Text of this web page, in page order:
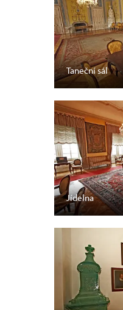
Taneční sál
Jídelna